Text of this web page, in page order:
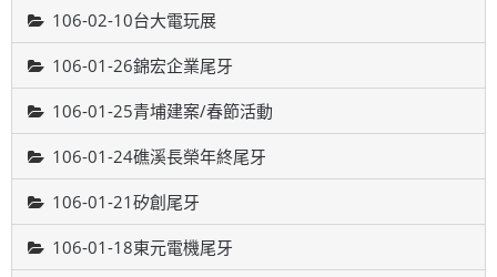
106-02-10台大電玩展
106-01-26錦宏企業尾牙
106-01-25青埔建案/春節活動
106-01-24礁溪長榮年終尾牙
106-01-21矽創尾牙
106-01-18東元電機尾牙